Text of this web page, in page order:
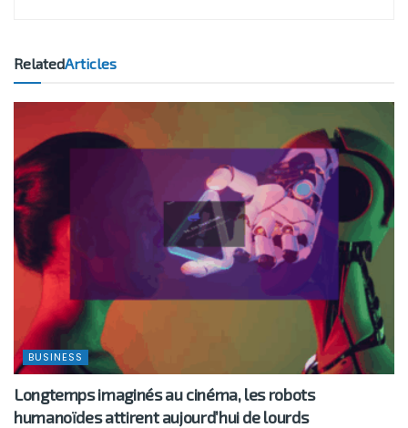
RelatedArticles
BUSINESS
Longtemps imaginés au cinéma, les robots
humanoïdes attirent aujourd’hui de lourds